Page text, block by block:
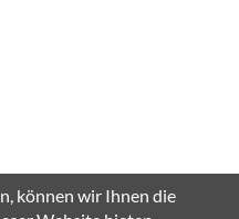
können wir Ihnen die